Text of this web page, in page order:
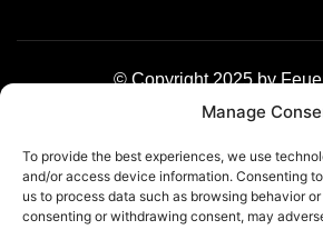
Manage
To provide the best experiences, we use
and/or access device information. Consenting
us to process data such as browsing behavior
consenting or withdrawing consent, may
© Copyright 2025 by
Impressum